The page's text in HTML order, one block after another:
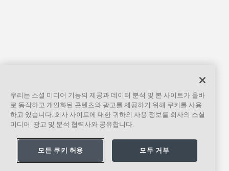
우리는 소셜 미디어 기능의 제공과 데이터 분석 및 본 사이트가 올바
로 동작하고 개인화된 콘텐츠와 광고를 제공하기 위해 쿠키를 사용
하고 있습니다. 회사 사이트에 대한 귀하의 사용 정보를 회사의 소셜
미디어, 광고 및 분석 협력사와 공유합니다.
모든 쿠키 허용 모두 거부